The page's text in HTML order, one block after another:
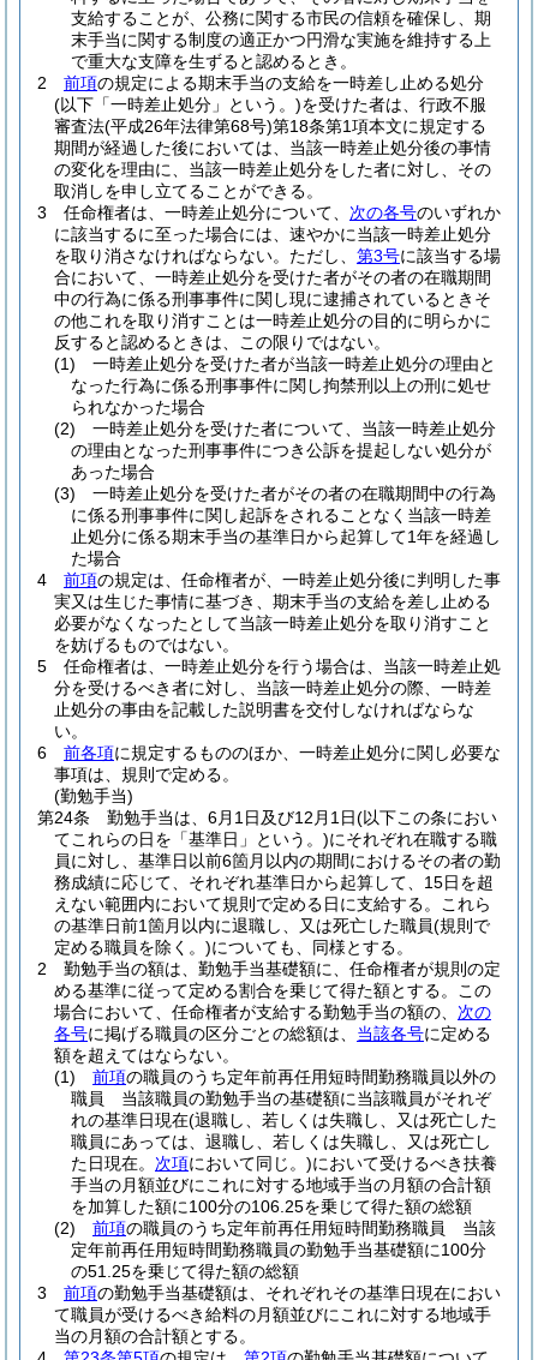
支給することが、公務に関する市民の信頼を確保し、期
末手当に関する制度の適正かつ円滑な実施を維持する上
で重大な支障を生ずると認めるとき。
2
前項の規定による期末手当の支給を一時差し止める処分
(以下「一時差止処分」という。)を受けた者は、行政不服
審査法(平成26年法律第68号)第18条第1項本文に規定する
期間が経過した後においては、当該一時差止処分後の事情
の変化を理由に、当該一時差止処分をした者に対し、その
取消しを申し立てることができる。
3
任命権者は、一時差止処分について、 次の各号のいずれか
に該当するに至った場合には、速やかに当該一時差止処分
を取り消さなければならない。 ただし、 第3号に該当する場
合において、一時差止処分を受けた者がその者の在職期間
中の行為に係る刑事事件に関し現に逮捕されているときそ
の他これを取り消すことは一時差止処分の目的に明らかに
反すると認めるときは、この限りではない。
(1)
一時差止処分を受けた者が当該一時差止処分の理由と
なった行為に係る刑事事件に関し拘禁刑以上の刑に処せ
られなかった場合
(2)
一時差止処分を受けた者について、当該一時差止処分
の理由となった刑事事件につき公訴を提起しない処分が
あった場合
(3)
一時差止処分を受けた者がその者の在職期間中の行為
に係る刑事事件に関し起訴をされることなく当該一時差
止処分に係る期末手当の基準日から起算して1年を経過し
た場合
4
前項の規定は、任命権者が、一時差止処分後に判明した事
実又は生じた事情に基づき、期末手当の支給を差し止める
必要がなくなったとして当該一時差止処分を取り消すこと
を妨げるものではない。
5
任命権者は、一時差止処分を行う場合は、当該一時差止処
分を受けるべき者に対し、当該一時差止処分の際、一時差
止処分の事由を記載した説明書を交付しなければならな
い。
6
前各項に規定するもののほか、一時差止処分に関し必要な
事項は、規則で定める。
(勤勉手当)
第24条
勤勉手当は、6月1日及び12月1日(以下この条におい
てこれらの日を「基準日」という。)にそれぞれ在職する職
員に対し、基準日以前6箇月以内の期間におけるその者の勤
務成績に応じて、それぞれ基準日から起算して、15日を超
えない範囲内において規則で定める日に支給する。
これら
の基準日前1箇月以内に退職し、又は死亡した職員(規則で
定める職員を除く。)についても、同様とする。
2
勤勉手当の額は、勤勉手当基礎額に、任命権者が規則の定
める基準に従って定める割合を乗じて得た額とする。
この
場合において、任命権者が支給する勤勉手当の額の、 次の
各号に掲げる職員の区分ごとの総額は、 当該各号に定める
額を超えてはならない。
(1)
前項の職員のうち定年前再任用短時間勤務職員以外の
職員 当該職員の勤勉手当の基礎額に当該職員がそれぞ
れの基準日現在(退職し、若しくは失職し、又は死亡した
職員にあっては、退職し、若しくは失職し、又は死亡し
た日現在。 次項において同じ。)において受けるべき扶養
手当の月額並びにこれに対する地域手当の月額の合計額
を加算した額に100分の106.25を乗じて得た額の総額
(2)
前項の職員のうち定年前再任用短時間勤務職員 当該
定年前再任用短時間勤務職員の勤勉手当基礎額に100分
の51.25を乗じて得た額の総額
3
前項の勤勉手当基礎額は、それぞれその基準日現在におい
て職員が受けるべき給料の月額並びにこれに対する地域手
当の月額の合計額とする。